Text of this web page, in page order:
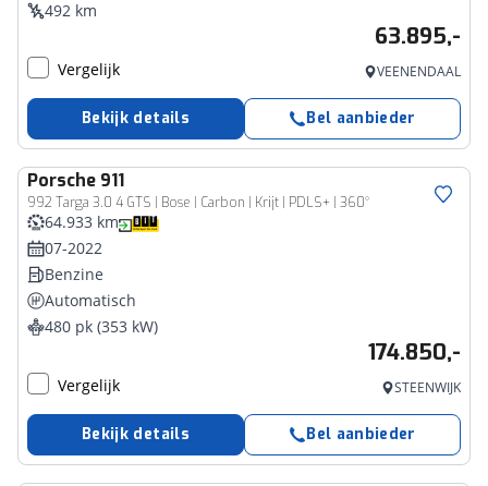
492 km
63.895,-
Vergelijk VEENENDAAL
Bekijk details Bel aanbieder
Porsche 911
992 Targa 3.0 4 GTS | Bose | Carbon | Krijt | PDLS+ | 360°
64.933 km
07-2022
Benzine
Automatisch
480 pk (353 kW)
174.850,-
Vergelijk STEENWIJK
Bekijk details Bel aanbieder